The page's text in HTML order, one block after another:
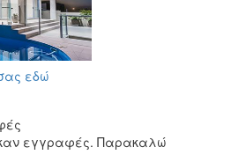
εδώ
εγγραφές. Παρακαλώ